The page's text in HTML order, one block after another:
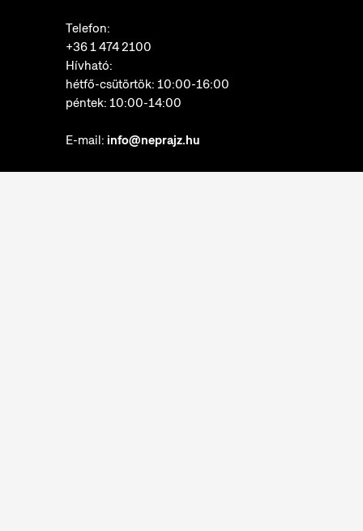
Telefon:
+36 1 474 2100
Hívható:
hétfő-csütörtök: 10:00-16:00
péntek: 10:00-14:00
E-mail: info@neprajz.hu
Etnoshop: